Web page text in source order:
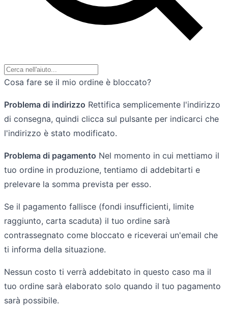
Cosa fare se il mio ordine è bloccato?
Problema di indirizzo Rettifica semplicemente l'indirizzo
di consegna, quindi clicca sul pulsante per indicarci che
l'indirizzo è stato modificato.
Problema di pagamento Nel momento in cui mettiamo il
tuo ordine in produzione, tentiamo di addebitarti e
prelevare la somma prevista per esso.
Se il pagamento fallisce (fondi insufficienti, limite
raggiunto, carta scaduta) il tuo ordine sarà
contrassegnato come bloccato e riceverai un'email che
ti informa della situazione.
Nessun costo ti verrà addebitato in questo caso ma il
tuo ordine sarà elaborato solo quando il tuo pagamento
sarà possibile.